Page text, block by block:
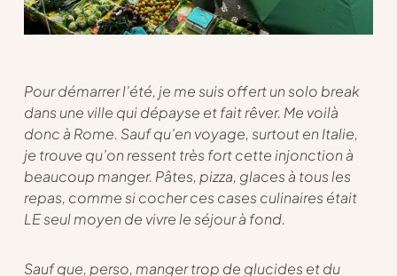
Pour démarrer l’été, je me suis offert un solo break
dans une ville qui dépayse et fait rêver. Me voilà
donc à Rome. Sauf qu’en voyage, surtout en Italie,
je trouve qu’on ressent très fort cette injonction à
beaucoup manger. Pâtes, pizza, glaces à tous les
repas, comme si cocher ces cases culinaires était
LE seul moyen de vivre le séjour à fond.
Sauf que, perso, manger trop de glucides et du